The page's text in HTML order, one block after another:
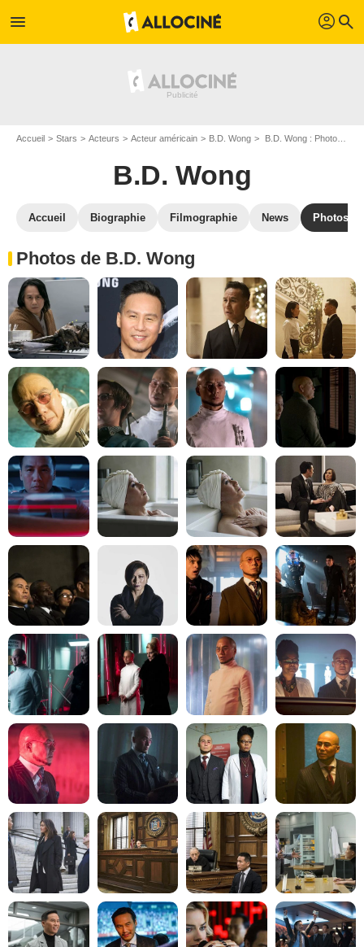
menu profil search
Accueil Stars Acteurs Acteur américain B.D. Wong B.D. Wong : Photos de ses films et séries
B.D. Wong
Accueil Biographie Filmographie News Photos
Photos de B.D. Wong